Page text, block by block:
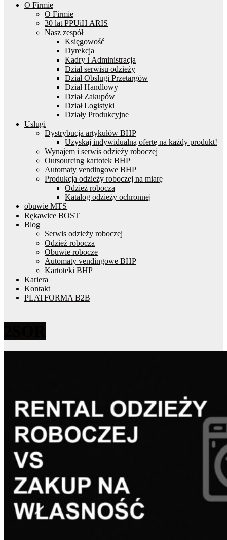
O Firmie
O Firmie
30 lat PPUiH ARIS
Nasz zespół
Księgowość
Dyrekcja
Kadry i Administracja
Dział serwisu odzieży
Dział Obsługi Przetargów
Dział Handlowy
Dział Zakupów
Dział Logistyki
Działy Produkcyjne
Usługi
Dystrybucja artykułów BHP
Uzyskaj indywidualną ofertę na każdy produkt!
Wynajem i serwis odzieży roboczej
Outsourcing kartotek BHP
Automaty vendingowe BHP
Produkcja odzieży roboczej na miarę
Odzież robocza
Katalog odzieży ochronnej
obuwie MTS
Rękawice BOST
Blog
Serwis odzieży roboczej
Odzież robocza
Obuwie robocze
Automaty vendingowe BHP
Kartoteki BHP
Kariera
Kontakt
PLATFORMA B2B